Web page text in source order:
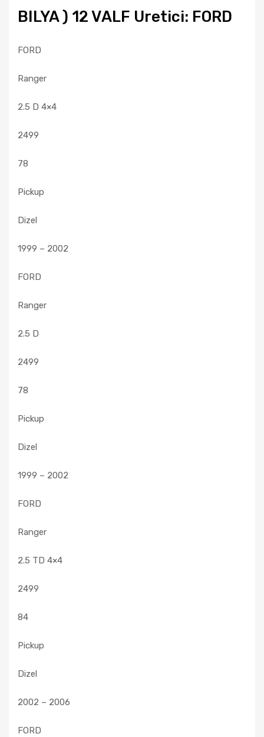
BILYA ) 12 VALF Uretici: FORD
FORD
Ranger
2.5 D 4×4
2499
78
Pickup
Dizel
1999 – 2002
FORD
Ranger
2.5 D
2499
78
Pickup
Dizel
1999 – 2002
FORD
Ranger
2.5 TD 4×4
2499
84
Pickup
Dizel
2002 – 2006
FORD